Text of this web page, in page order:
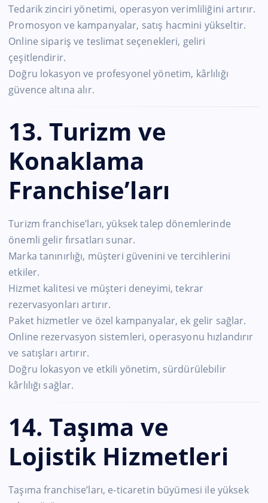
Tedarik zinciri yönetimi, operasyon verimliliğini artırır.
Promosyon ve kampanyalar, satış hacmini yükseltir.
Online sipariş ve teslimat seçenekleri, geliri
çeşitlendirir.
Doğru lokasyon ve profesyonel yönetim, kârlılığı
güvence altına alır.
13. Turizm ve
Konaklama
Franchise’ları
Turizm franchise’ları, yüksek talep dönemlerinde
önemli gelir fırsatları sunar.
Marka tanınırlığı, müşteri güvenini ve tercihlerini
etkiler.
Hizmet kalitesi ve müşteri deneyimi, tekrar
rezervasyonları artırır.
Paket hizmetler ve özel kampanyalar, ek gelir sağlar.
Online rezervasyon sistemleri, operasyonu hızlandırır
ve satışları artırır.
Doğru lokasyon ve etkili yönetim, sürdürülebilir
kârlılığı sağlar.
14. Taşıma ve
Lojistik Hizmetleri
Taşıma franchise’ları, e-ticaretin büyümesi ile yüksek